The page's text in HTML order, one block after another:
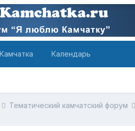
Календарь
Тематический камчатский форум